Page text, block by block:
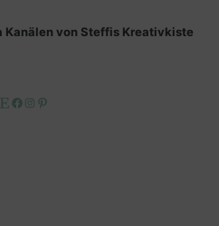
Kanälen von Steffis Kreativkiste
EtsyFacebook
Instagram